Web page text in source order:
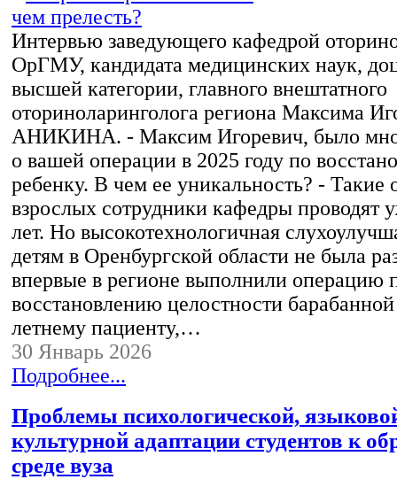
Интервью заведующего кафедрой
ОрГМУ, кандидата медицинских наук,
высшей категории, главного внештатного
оториноларинголога региона Максима
АНИКИНА. - Максим Игоревич, было
о вашей операции в 2025 году по
ребенку. В чем ее уникальность? - Такие
взрослых сотрудники кафедры проводят
лет. Но высокотехнологичная
детям в Оренбургской области не была
впервые в регионе выполнили операцию
восстановлению целостности
летнему пациенту,…
30 Январь 2026
Подробнее...
Проблемы психологической,
культурной адаптации студентов к
среде вуза